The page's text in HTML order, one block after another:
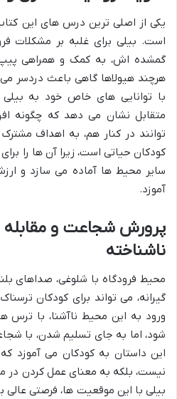
یکی از اصلی ترین درس های این
است. بیلی برای غلبه بر مشکلات
گمشده اش، به کمک و همراهی
هرچند هیولاها گاهی باعث دردسر
با توانایی های خاص خود به
متقابل نشان می دهد که چگونه
توانند در کنار هم، به اهداف
کودکان حیاتی است، زیرا آن ها را
سایر محیط ها آماده می سازد و
آموزد.
پرورش شجاعت و
ناشناخته
محیط فرودگاه با شلوغی، صداهای
گیرانه، می تواند برای کودکان
ورود به این محیط ناآشنا، با ترس
شود، اما به جای تسلیم شدن، با
این داستان به کودکان می آموزد
نیست، بلکه به معنای عمل کردن در
بیلی با این موقعیت ها، فرصتی عالی